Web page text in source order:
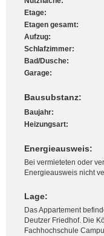
Etage:
Etagen gesamt:
Aufzug:
Schlafzimmer:
Bad/Dusche:
Garage:
Bausubstanz:
Baujahr:
Heizungsart:
Energieausweis:
Bei vermieteten oder
Energieausweis nicht
Lage:
Das Appartement
Deutzer Friedhof. Die
Fachhochschule